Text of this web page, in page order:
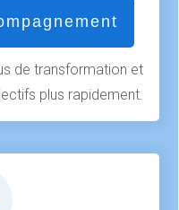
de transformation et
plus rapidement.